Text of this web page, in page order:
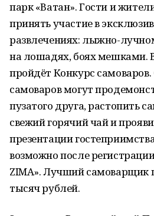
парк «Ватан». Гости и
принять участие в
развлечениях: лыжно-
на лошадях, боях мешками.
пройдёт Конкурс
самоваров могут
пузатого друга, растопить
свежий горячий чай и
презентации
возможно после
ZIMA». Лучший самоварщик
тысяч рублей.